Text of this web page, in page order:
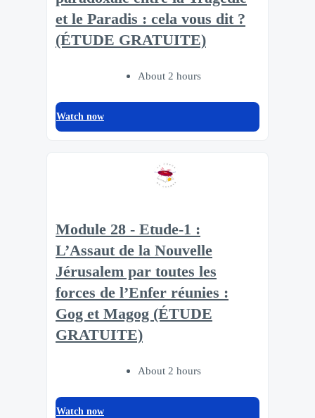
et le Paradis : cela vous dit ?
(ÉTUDE GRATUITE)
About 2 hours
Watch now
Module 28 - Etude-1 :
L’Assaut de la Nouvelle
Jérusalem par toutes les
forces de l’Enfer réunies :
Gog et Magog (ÉTUDE
GRATUITE)
About 2 hours
Watch now